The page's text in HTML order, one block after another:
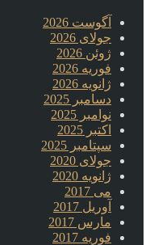
آگوست 2026
جولای 2026
ژوئن 2026
فوریه 2026
ژانویه 2026
دسامبر 2025
نوامبر 2025
اکتبر 2025
سپتامبر 2025
جولای 2020
ژانویه 2020
می 2017
آوریل 2017
مارس 2017
فوریه 2017